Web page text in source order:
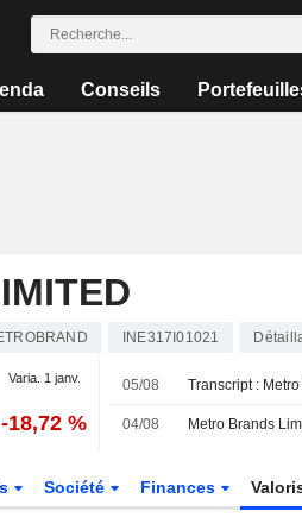
Conseils
INE317I01021
Varia. 1 janv.
-18,72 %
05/08
04/08
Société Finances